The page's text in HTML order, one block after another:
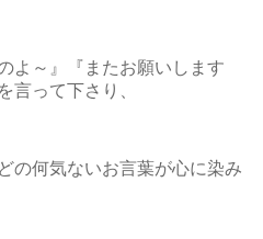
よ～』『またお願いします
言って下さり、
の何気ないお言葉が心に染み